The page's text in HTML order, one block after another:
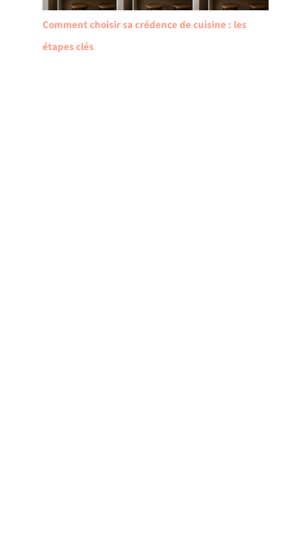
Comment choisir sa crédence de cuisine : les
étapes clés